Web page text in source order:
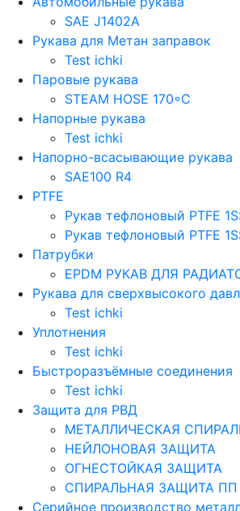
SAE J1402A
Рукава для Метан заправок
Test ichki
Паровые рукава
STEAM HOSE 170◦C
Напорные рукава
Test ichki
Напорно-всасывающие рукава
SAE100 R4
PTFE
Рукав тефлоновый PTFE
Рукав тефлоновый PTFE
Патрубки
EPDM РУКАВ ДЛЯ
Рукава для сверхвысокого
Test ichki
Уплотнения
Test ichki
Быстроразъёмные соединения
Test ichki
Защита для РВД
МЕТАЛЛИЧЕСКАЯ
НЕЙЛОНОВАЯ ЗАЩИТА
ОГНЕСТОЙКАЯ ЗАЩИТА
СПИРАЛЬНАЯ ЗАЩИТА ПП
Серийное производство